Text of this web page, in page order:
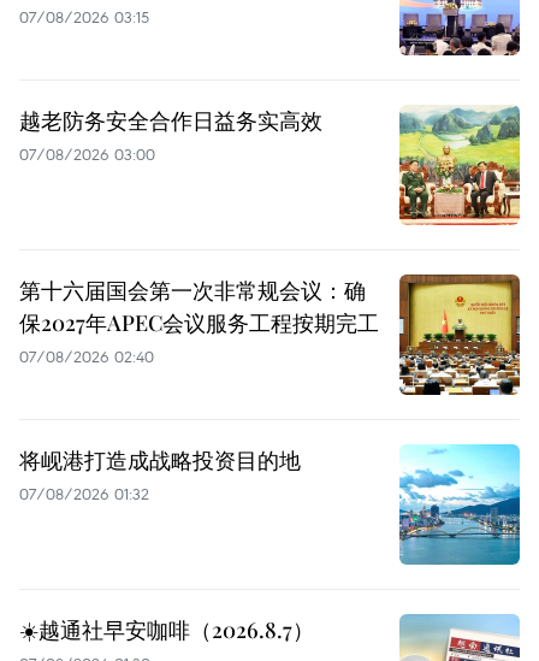
07/08/2026 03:15
越老防务安全合作日益务实高效
07/08/2026 03:00
第十六届国会第一次非常规会议：确
保2027年APEC会议服务工程按期完工
07/08/2026 02:40
将岘港打造成战略投资目的地
07/08/2026 01:32
☀️越通社早安咖啡（2026.8.7）